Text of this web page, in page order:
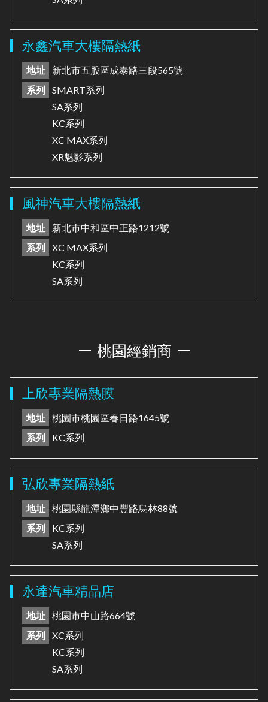
永鑫汽車大樓隔熱紙
地址
新北市五股區成泰路三段565號
系列
SMART系列
SA系列
KC系列
XC MAX系列
XR魅影系列
風神汽車大樓隔熱紙
地址
新北市中和區中正路1212號
系列
XC MAX系列
KC系列
SA系列
桃園經銷商
上欣專業隔熱膜
地址
桃園市桃園區春日路1645號
系列
KC系列
弘欣專業隔熱紙
地址
桃園縣龍潭鄉中豐路烏林88號
系列
KC系列
SA系列
永達汽車精品店
地址
桃園市中山路664號
系列
XC系列
KC系列
SA系列